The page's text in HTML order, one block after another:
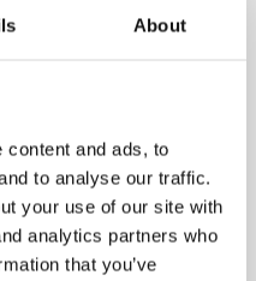
About
content and ads, to
to analyse our traffic.
your use of our site with
analytics partners who
that you’ve
om at
kan
på tværs